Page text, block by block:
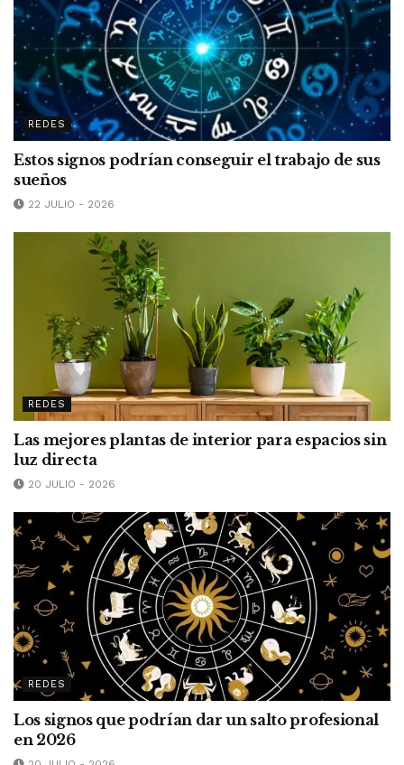
REDES
Estos signos podrían conseguir el trabajo de sus
sueños
22 JULIO - 2026
REDES
Las mejores plantas de interior para espacios sin
luz directa
20 JULIO - 2026
REDES
Los signos que podrían dar un salto profesional
en 2026